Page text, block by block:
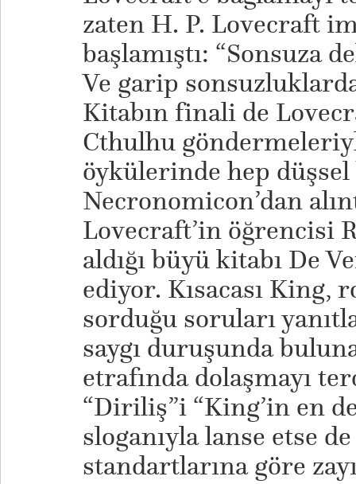
zaten H. P. Lovecraft
başlamıştı: “Sonsuza
Ve garip
Kitabın finali de
Cthulhu
öykülerinde hep
Necronomicon’dan
Lovecraft’in öğrencisi
aldığı büyü kitabı De
ediyor. Kısacası King,
sorduğu soruları
saygı duruşunda
etrafında dolaşmayı
“Diriliş”i “King’in en
sloganıyla lanse etse
standartlarına göre